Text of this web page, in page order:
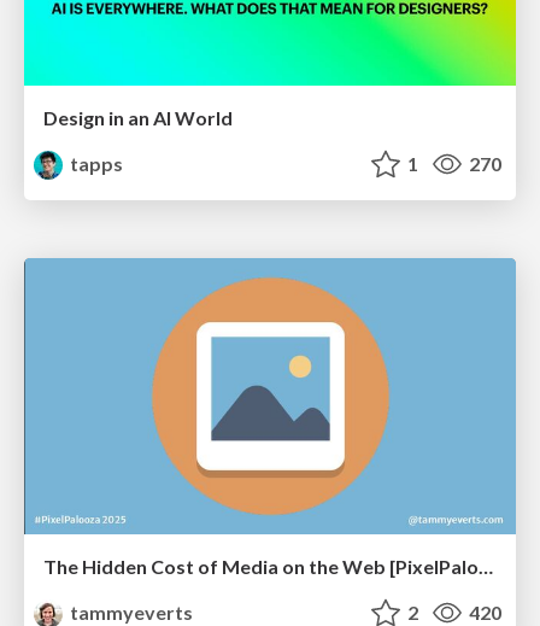
Design in an AI World
tapps
1 270
The Hidden Cost of Media on the Web [PixelPalooza 2025]
tammyeverts
2 420